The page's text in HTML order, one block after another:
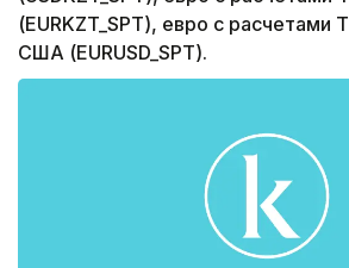
(EURKZT_SPT), евро с расчетами
США (EURUSD_SPT).